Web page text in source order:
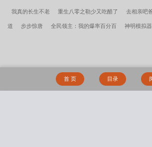
我真的长生不老 重生八零之勒少又吃醋了 去相亲吧
道 步步惊唐 全民领主：我的爆率百分百 神明模拟器
疯了吧，才重生疯批帝王就崩人设 辰卿
首 页 目录